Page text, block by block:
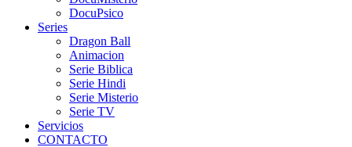
DocuPsico
Series
Dragon Ball
Animacion
Serie Biblica
Serie Hindi
Serie Misterio
Serie TV
Servicios
CONTACTO